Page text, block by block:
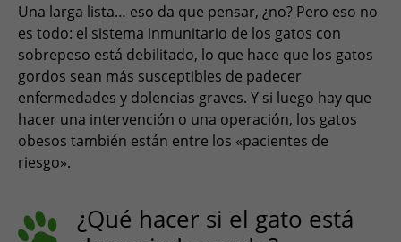
Una larga lista… eso da que pensar, ¿no? Pero eso no
es todo: el sistema inmunitario de los gatos con
sobrepeso está debilitado, lo que hace que los gatos
gordos sean más susceptibles de padecer
enfermedades y dolencias graves. Y si luego hay que
hacer una intervención o una operación, los gatos
obesos también están entre los «pacientes de
riesgo».
¿Qué hacer si el gato está